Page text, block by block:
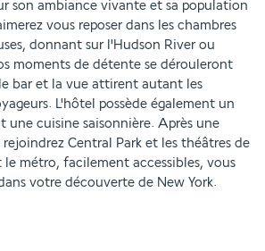
son ambiance vivante et sa population
vous reposer dans les chambres
donnant sur l'Hudson River ou
moments de détente se dérouleront
bar et la vue attirent autant les
L'hôtel possède également un
une cuisine saisonnière. Après une
Central Park et les théâtres de
le métro, facilement accessibles, vous
votre découverte de New York.